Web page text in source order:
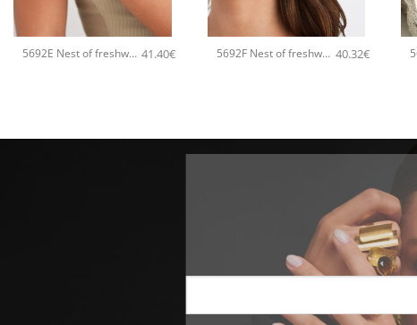
5692E Nest of freshwater pearl χειροποίητο βραχιόλι Catherine bijoux Χρυσό 41.40€ 5692F Nest of freshwater pearl χειροποίητα σκουλαρίκια Catherine bijoux Χρυσό 40.32€